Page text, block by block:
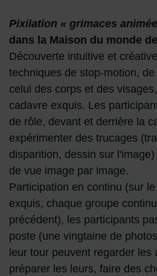
Pixilation « grimaces
dans la Maison du monde
Découverte intuitive et
techniques de stop-motion,
celui des corps et des
cadavre exquis. Les
de rôle, devant et derrière la
expérimenter des trucages
disparition, dessin sur
de vue image par image.
Participation en continu (sur
exquis, chaque groupe
précédent), les participants
poste (une vingtaine de
leur tour peuvent regarder les
préparer les leurs, faire des